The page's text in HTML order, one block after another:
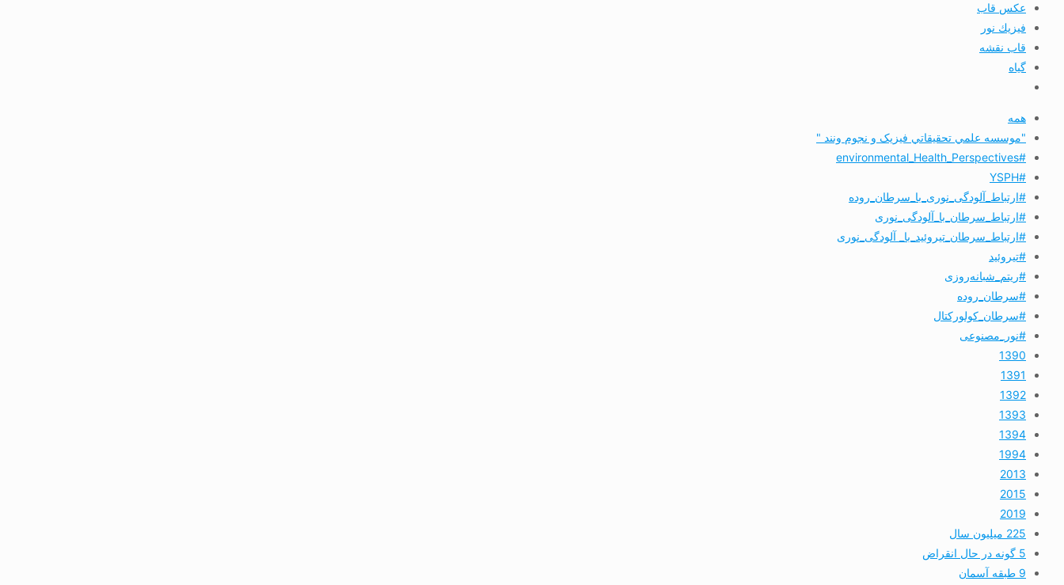
عکس قاب
فيزيك نور
قاب نقشه
گیاه
همه
"موسسه علمي تحقيقاتي فیزیک و نجوم ونند "
#environmental_Health_Perspectives
#YSPH
#ارتباط_آلودگی_نوری_با_سرطان_روده
#ارتباط_سرطان_با_آلودگی_نوری
#ارتباط_سرطان_تیروئید_با_ آلودگی_نوری
#تیروئید
#ریتم_شبانه‌روزی
#سرطان_روده
#سرطان_کولورکتال
#نور_مصنوعی
1390
1391
1392
1393
1394
1994
2013
2015
2019
225 میلیون سال
5 گونه در حال انقراض
9 طبقه آسمان